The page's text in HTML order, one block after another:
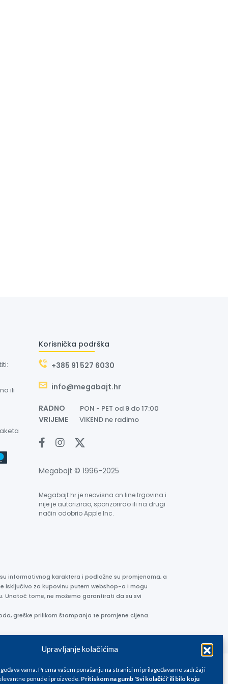
Upravljanje kolačićima
vama. Prema vašem ponašanju na stranici mi prilagođavamo sadržaj i
ponude i proizvode. Pritiskom na gumb 'Svi kolačići' ili bilo koju
ili
Korisnička podrška
+385 91 527 6030
info@megabajt.hr
RADNO PON - PET od 9 do 17:00
VRIJEME VIKEND ne radimo
Megabajt © 1996-2025
Megabajt.hr je neovisna on line trgovina i
nije je autorizirao, sponzorirao ili na drugi
način odobrio Apple Inc.
informativnog karaktera i podložne su promjenama, a
isključivo za kupovinu putem webshop-a i mogu
Unatoč tome, ne možemo garantirati da su svi
greške prilikom štampanja te promjene cijena.